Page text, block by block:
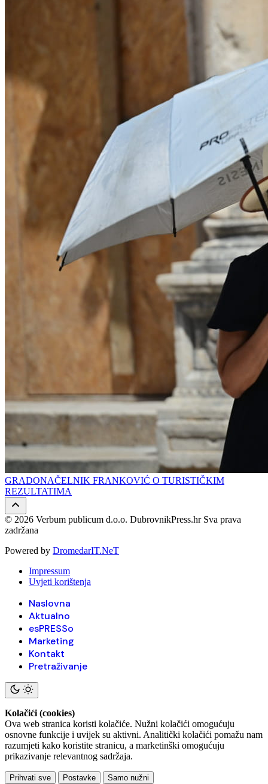
GRADONAČELNIK FRANKOVIĆ O TURISTIČKIM
REZULTATIMA
© 2026 Verbum publicum d.o.o. DubrovnikPress.hr Sva prava
zadržana
Powered by DromedarIT.NeT
Impressum
Uvjeti korištenja
Naslovna
Aktualno
esPRESSo
Marketing
Kontakt
Pretraživanje
Kolačići (cookies)
Ova web stranica koristi kolačiće. Nužni kolačići omogućuju
osnovne funkcije i uvijek su aktivni. Analitički kolačići pomažu nam
razumjeti kako koristite stranicu, a marketinški omogućuju
prikazivanje relevantnog sadržaja.
Prihvati sve Postavke Samo nužni